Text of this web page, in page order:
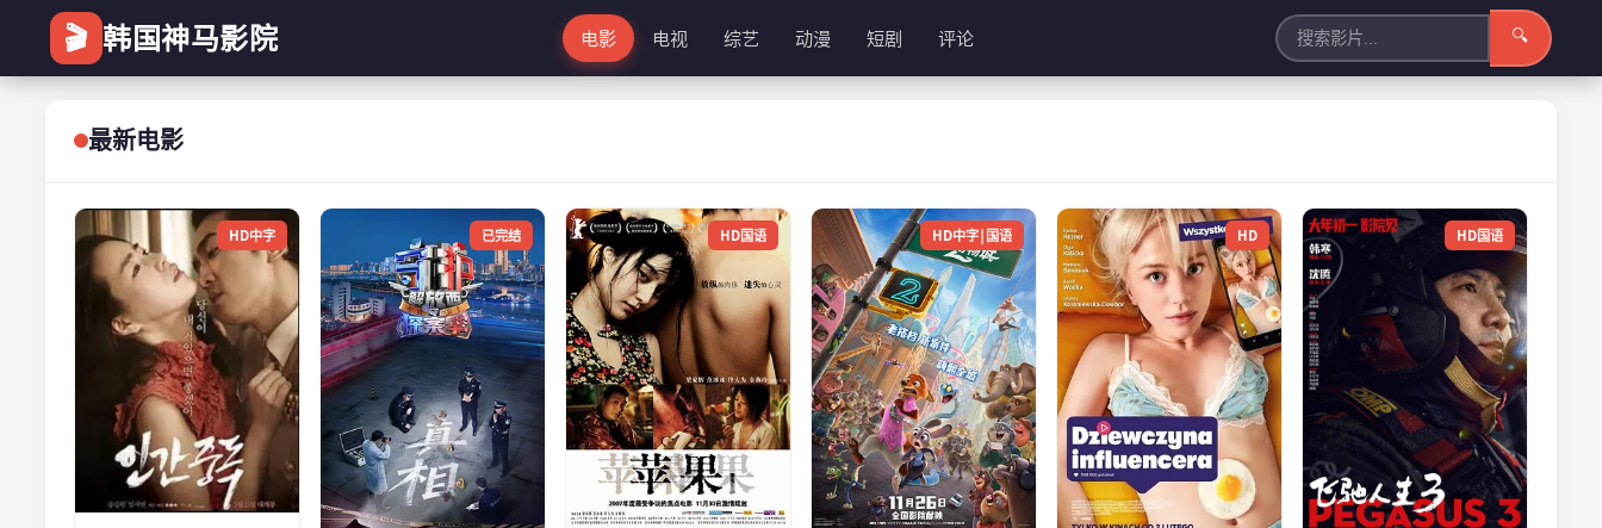
🎬 韩国神马影院 电影 电视 综艺 动漫 短剧 评论 🔍
最新电影
HD中字 已完结 HD国语 HD中字|国语 HD HD国语